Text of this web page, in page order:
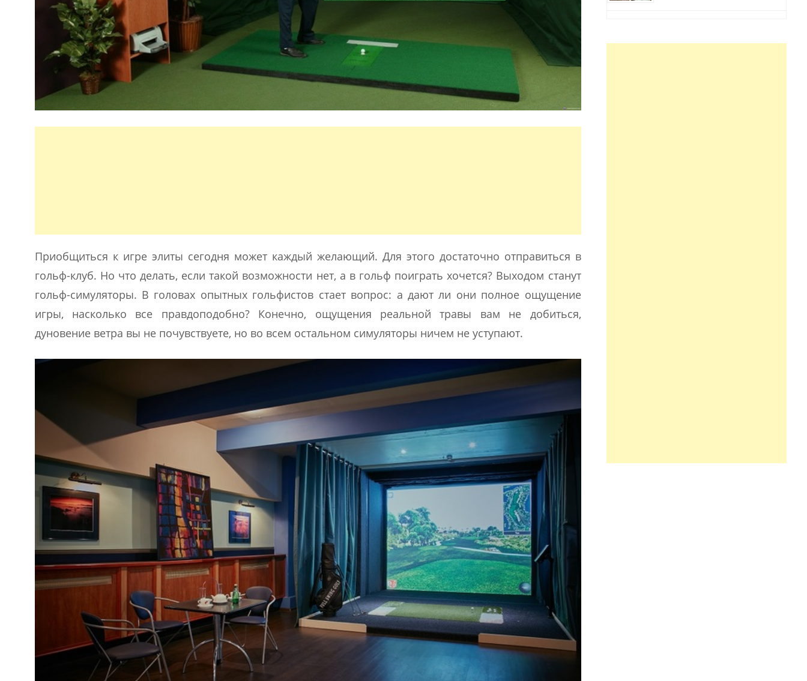
Приобщиться к игре элиты сегодня может каждый желающий. Для этого достаточно отправиться в
гольф-клуб. Но что делать, если такой возможности нет, а в гольф поиграть хочется? Выходом станут
гольф-симуляторы. В головах опытных гольфистов стает вопрос: а дают ли они полное ощущение
игры, насколько все правдоподобно? Конечно, ощущения реальной травы вам не добиться,
дуновение ветра вы не почувствуете, но во всем остальном симуляторы ничем не уступают.